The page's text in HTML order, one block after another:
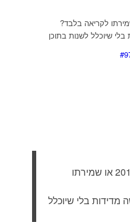
שיוכלל לשנות בתוכן
איך נועלים קובץ אוטוקאד 2015 או שמירתו
בלי שיוכלל